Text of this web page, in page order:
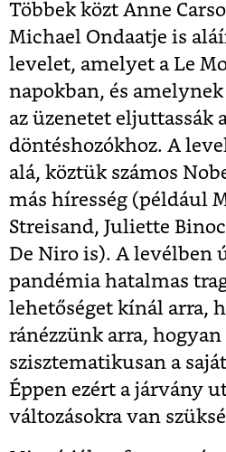
Többek közt Anne
Michael Ondaatje is
levelet, amelyet a Le
napokban, és amelynek
az üzenetet eljuttassák
döntéshozókhoz. A
alá, köztük számos
más híresség (például
Streisand, Juliette
De Niro is). A levélben
pandémia hatalmas
lehetőséget kínál arra,
ránézzünk arra,
szisztematikusan a
Éppen ezért a járvány
változásokra van